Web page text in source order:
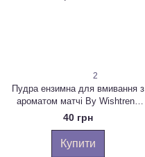
2
Пудра ензимна для вмивання з
ароматом матчі By Wishtrend
Green Tea & Enzyme Powder
Wash, 1 г
40 грн
Купити